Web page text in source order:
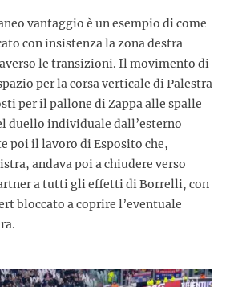
vantaggio è un esempio di come
con insistenza la zona destra
le transizioni. Il movimento di
per la corsa verticale di Palestra
per il pallone di Zappa alle spalle
duello individuale dall’esterno
poi il lavoro di Esposito che,
andava poi a chiudere verso
a tutti gli effetti di Borrelli, con
bloccato a coprire l’eventuale